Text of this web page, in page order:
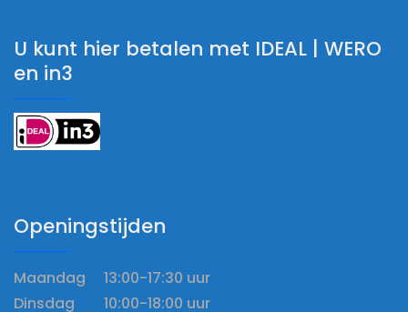
U kunt hier betalen met IDEAL | WERO
en in3
Openingstijden
Maandag 13:00-17:30 uur
Dinsdag 10:00-18:00 uur